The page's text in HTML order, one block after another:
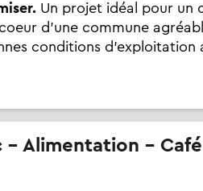
Un projet idéal pour un
d'une commune
conditions